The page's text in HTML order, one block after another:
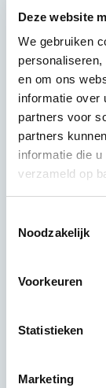
Deze website
We gebruiken
en om ons
informatie over
partners voor
partners
informatie die
verzameld op
Noodzakelijk
Voorkeuren
Statistieken
Marketing
een
Een
ervaring in de
Consistentie is
professionele
Let bij de